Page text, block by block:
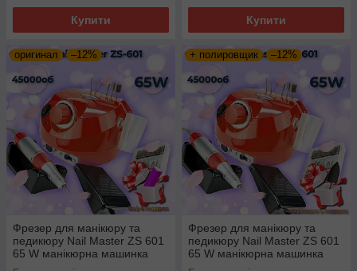
Купити Купити
оригинал –12%
Фрезер для манікюру та
педикюру Nail Master ZS 601
65 W манікюрна машинка
45000 об., апарат для
+ полировщик –12%
Фрезер для манікюру та
педикюру Nail Master ZS 601
65 W манікюрна машинка
45000 об., апарат для